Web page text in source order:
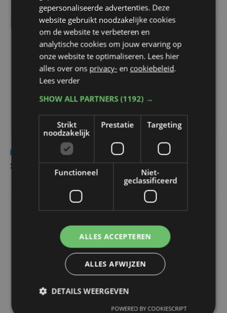
vr 26 september 2014
Stevin kan starten
gepersonaliseerde advertenties. Deze
website gebruikt noodzakelijke cookies
om de website te verbeteren en
analytische cookies om jouw ervaring op
onze website te optimaliseren. Lees hier
alles over ons privacy- en cookiebeleid.
Lees verder
SHOW ALL PARTNERS(1192) →
Strikt
noodzakelijk
Prestatie Targeting
Functioneel
Niet-
geclassificeerd
ALLES ACCEPTEREN
ALLES AFWIJZEN
DETAILS WEERGEVEN
POWERED BY COOKIESCRIPT